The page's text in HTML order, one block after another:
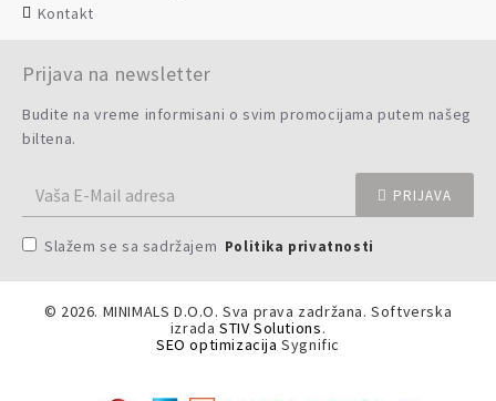
Kontakt
Prijava na newsletter
Budite na vreme informisani o svim promocijama putem našeg
biltena.
PRIJAVA
Slažem se sa sadržajem Politika privatnosti
© 2026. MINIMALS D.O.O. Sva prava zadržana. Softverska
izradaSTIV Solutions.
SEO optimizacija Sygnific